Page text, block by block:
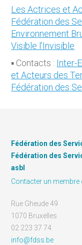
Les Actrices et
Fédération des
Environnement
Visible l’Invisible
▪ Contacts : Inter-
et Acteurs des
Fédération des
Fédération des
Fédération des
asbl
Contacter un membre
Rue Gheude 49
1070 Bruxelles
02 223 37 74
info@fdss.be